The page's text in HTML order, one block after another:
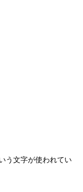
う文字が使われてい